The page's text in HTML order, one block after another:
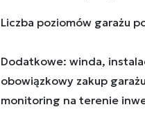
Liczba poziomów garażu
Dodatkowe: winda,
obowiązkowy zakup
monitoring na terenie